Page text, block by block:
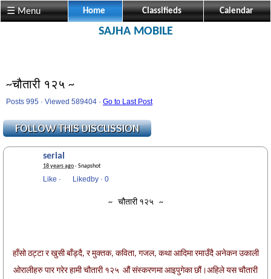
☰ Menu Home Classifieds Calendar
SAJHA MOBILE
~चौतारी १२५ ~
Posts 995 · Viewed 589404 · Go to Last Post
serial
18 years ago· Snapshot
Like · Likedby · 0
~ चौतारी १२५ ~
हाँसो ठट्टा र खुसी बाँड्दै, र मुक्तक, कविता, गजल, कथा आदिमा रमाउँदै अनेकन उकाली
ओरालीहरु पार गरेर हामी चौतारी १२५ औं संस्करणमा आइपुगेका छौं।अहिले यस चौतारी